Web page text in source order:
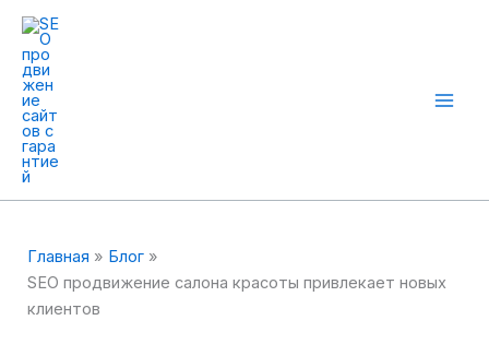
Перейти
содержимому
Главная
Блог
SEO продвижение салона красоты привлекает новых
клиентов